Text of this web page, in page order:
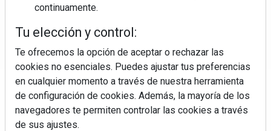
continuamente.
Tu elección y control:
Te ofrecemos la opción de aceptar o rechazar las
cookies no esenciales. Puedes ajustar tus preferencias
en cualquier momento a través de nuestra herramienta
de configuración de cookies. Además, la mayoría de los
navegadores te permiten controlar las cookies a través
de sus ajustes.